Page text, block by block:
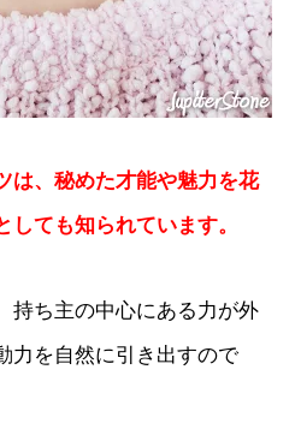
は、秘めた才能や魅力を花
ても知られています。
持ち主の中心にある力が外
力を自然に引き出すので